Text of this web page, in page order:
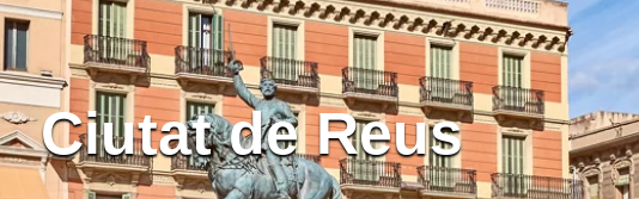
Ciutat de Reus